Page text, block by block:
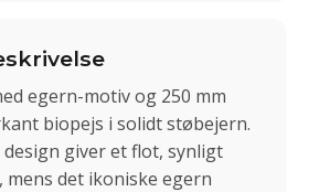
egern-motiv og 250 mm
biopejs i solidt støbejern.
giver et flot, synligt
mens det ikoniske egern